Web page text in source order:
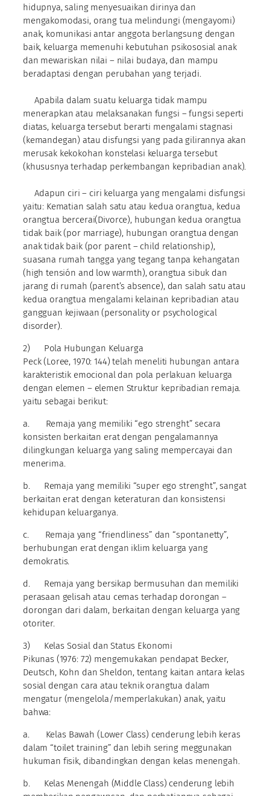
hidupnya, saling menyesuaikan dirinya dan
mengakomodasi, orang tua melindungi (mengayomi)
anak, komunikasi antar anggota berlangsung dengan
baik, keluarga memenuhi kebutuhan psikososial anak
dan mewariskan nilai – nilai budaya, dan mampu
beradaptasi dengan perubahan yang terjadi.
Apabila dalam suatu keluarga tidak mampu
menerapkan atau melaksanakan fungsi – fungsi seperti
diatas, keluarga tersebut berarti mengalami stagnasi
(kemandegan) atau disfungsi yang pada gilirannya akan
merusak kekokohan konstelasi keluarga tersebut
(khususnya terhadap perkembangan kepribadian anak).
Adapun ciri – ciri keluarga yang mengalami disfungsi
yaitu: Kematian salah satu atau kedua orangtua, kedua
orangtua bercerai(Divorce), hubungan kedua orangtua
tidak baik (por marriage), hubungan orangtua dengan
anak tidak baik (por parent – child relationship),
suasana rumah tangga yang tegang tanpa kehangatan
(high tensión and low warmth), orangtua sibuk dan
jarang di rumah (parent’s absence), dan salah satu atau
kedua orangtua mengalami kelainan kepribadian atau
gangguan kejiwaan (personality or psychological
disorder).
2) Pola Hubungan Keluarga
Peck (Loree, 1970: 144) telah meneliti hubungan antara
karakteristik emocional dan pola perlakuan keluarga
dengan elemen – elemen Struktur kepribadian remaja.
yaitu sebagai berikut:
a. Remaja yang memiliki “ego strenght” secara
konsisten berkaitan erat dengan pengalamannya
dilingkungan keluarga yang saling mempercayai dan
menerima.
b. Remaja yang memiliki “super ego strenght”, sangat
berkaitan erat dengan keteraturan dan konsistensi
kehidupan keluarganya.
c. Remaja yang “friendliness” dan “spontanetty”,
berhubungan erat dengan iklim keluarga yang
demokratis.
d. Remaja yang bersikap bermusuhan dan memiliki
perasaan gelisah atau cemas terhadap dorongan –
dorongan dari dalam, berkaitan dengan keluarga yang
otoriter.
3) Kelas Sosial dan Status Ekonomi
Pikunas (1976: 72) mengemukakan pendapat Becker,
Deutsch, Kohn dan Sheldon, tentang kaitan antara kelas
sosial dengan cara atau teknik orangtua dalam
mengatur (mengelola/memperlakukan) anak, yaitu
bahwa:
a. Kelas Bawah (Lower Class) cenderung lebih keras
dalam “toilet training” dan lebih sering meggunakan
hukuman fisik, dibandingkan dengan kelas menengah.
b. Kelas Menengah (Middle Class) cenderung lebih